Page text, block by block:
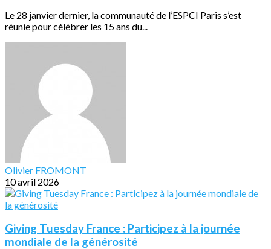
Le 28 janvier dernier, la communauté de l’ESPCI Paris s’est
réunie pour célébrer les 15 ans du...
Olivier FROMONT
10 avril 2026
Giving Tuesday France : Participez à la journée
mondiale de la générosité